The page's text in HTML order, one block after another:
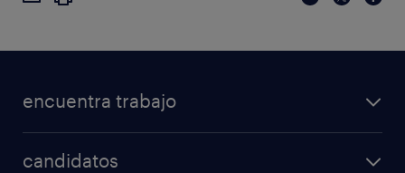
encuentra trabajo
candidatos